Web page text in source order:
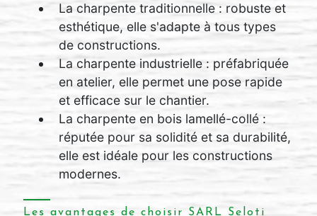
La charpente traditionnelle : robuste et
esthétique, elle s'adapte à tous types
de constructions.
La charpente industrielle : préfabriquée
en atelier, elle permet une pose rapide
et efficace sur le chantier.
La charpente en bois lamellé-collé :
réputée pour sa solidité et sa durabilité,
elle est idéale pour les constructions
modernes.
Les avantages de choisir SARL Seloti